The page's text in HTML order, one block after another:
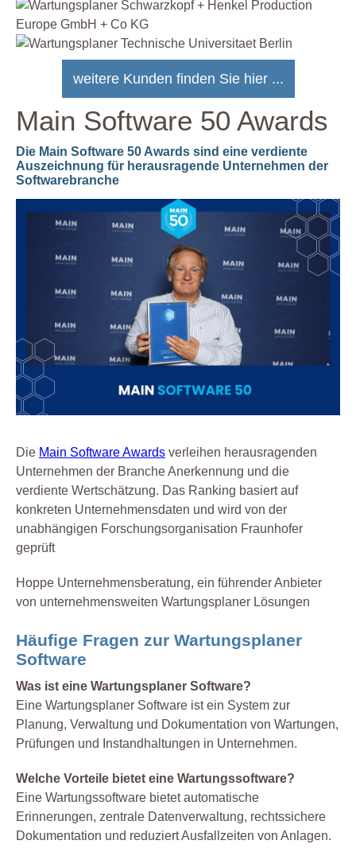
weitere Kunden finden Sie hier ...
Main Software 50 Awards
Die Main Software 50 Awards sind eine verdiente
Auszeichnung für herausragende Unternehmen der
Softwarebranche
Die Main Software Awards verleihen herausragenden
Unternehmen der Branche Anerkennung und die
verdiente Wertschätzung. Das Ranking basiert auf
konkreten Unternehmensdaten und wird von der
unabhängigen Forschungsorganisation Fraunhofer
geprüft
Hoppe Unternehmensberatung, ein führender Anbieter
von unternehmensweiten Wartungsplaner Lösungen
Häufige Fragen zur Wartungsplaner
Software
Was ist eine Wartungsplaner Software?
Eine Wartungsplaner Software ist ein System zur
Planung, Verwaltung und Dokumentation von Wartungen,
Prüfungen und Instandhaltungen in Unternehmen.
Welche Vorteile bietet eine Wartungssoftware?
Eine Wartungssoftware bietet automatische
Erinnerungen, zentrale Datenverwaltung, rechtssichere
Dokumentation und reduziert Ausfallzeiten von Anlagen.